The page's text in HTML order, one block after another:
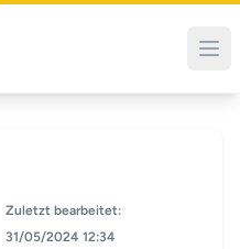
Zuletzt bearbeitet:
31/05/2024 12:34